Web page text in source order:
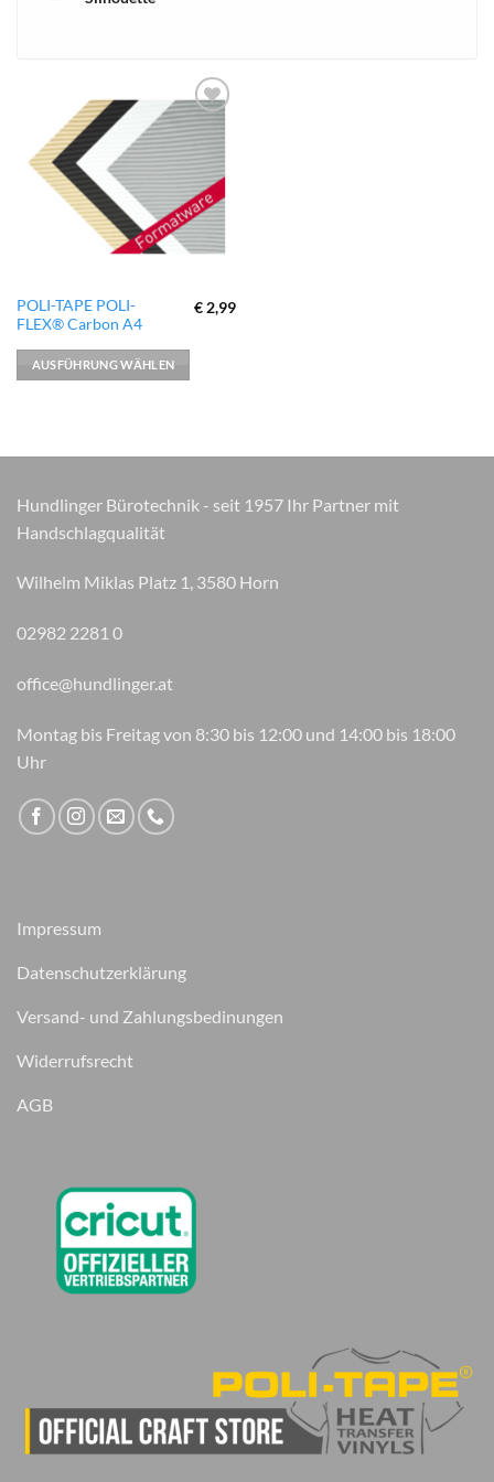
zur
Wunschliste
hinzufügen
POLI-TAPE POLI-
FLEX® Carbon A4
€ 2,99
AUSFÜHRUNG WÄHLEN
Dieses
Produkt
weist
mehrere
auf
der
gewählt
Hundlinger Bürotechnik - seit 1957 Ihr Partner mit
Handschlagqualität
Wilhelm Miklas Platz 1, 3580 Horn
02982 2281 0
office@hundlinger.at
Montag bis Freitag von 8:30 bis 12:00 und 14:00 bis 18:00
Uhr
Impressum
Datenschutzerklärung
Versand- und Zahlungsbedinungen
Widerrufsrecht
AGB